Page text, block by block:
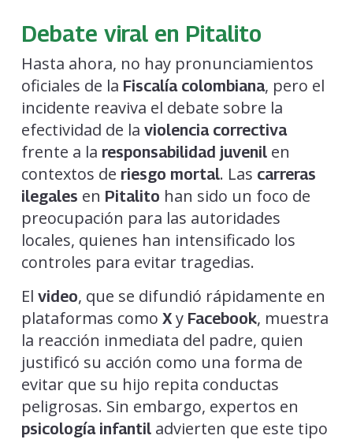
Debate viral en Pitalito
Hasta ahora, no hay pronunciamientos
oficiales de la Fiscalía colombiana, pero el
incidente reaviva el debate sobre la
efectividad de la violencia correctiva
frente a la responsabilidad juvenilen
contextos de riesgo mortal. Las carreras
ilegales en Pitalito han sido un foco de
preocupación para las autoridades
locales, quienes han intensificado los
controles para evitar tragedias.
El video, que se difundió rápidamente en
plataformas como Xy Facebook, muestra
la reacción inmediata del padre, quien
justificó su acción como una forma de
evitar que su hijo repita conductas
peligrosas. Sin embargo, expertos en
psicología infantiladvierten que este tipo